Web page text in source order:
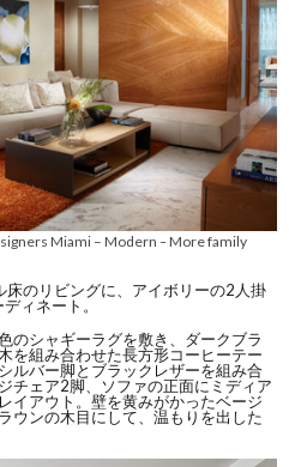
Miami – Modern –More family
のリビングに、アイボリーの2人掛
ィネート。
のシャギーラグを敷き、ダークブラ
を組み合わせた長方形コーヒーテー
ルバー脚とブラックレザーを組み合
チェア2脚、ソファの正面にミディア
イアウト。壁を黄みがかったベージ
ウンの木目にして、温もりを出した